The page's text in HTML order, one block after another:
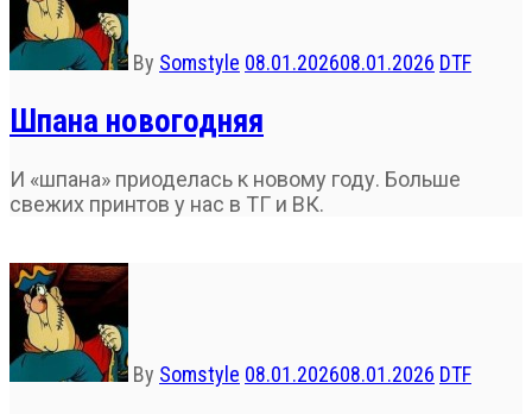
By Somstyle 08.01.202608.01.2026 DTF
Шпана новогодняя
И «шпана» приоделась к новому году. Больше
свежих принтов у нас в ТГ и ВК.
By Somstyle 08.01.202608.01.2026 DTF